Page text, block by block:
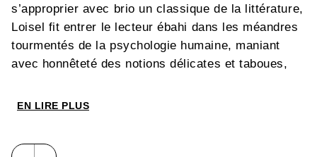
s’approprier avec brio un classique de la littérature,
Loisel fit entrer le lecteur ébahi dans les méandres
tourmentés de la psychologie humaine, maniant
avec honnêteté des notions délicates et taboues,
enfants, la vengeance, le complexe d’Œdipe…
Vents d’Ouest réédite les 6 volumes de
EN LIRE PLUS